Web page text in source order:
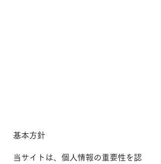
基本方針
当サイトは、個人情報の重要性を認